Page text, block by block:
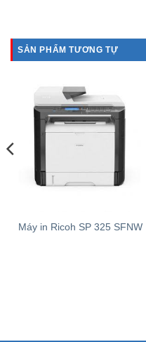
SẢN PHẨM TƯƠNG TỰ
Máy in Ricoh SP 325 SFNW